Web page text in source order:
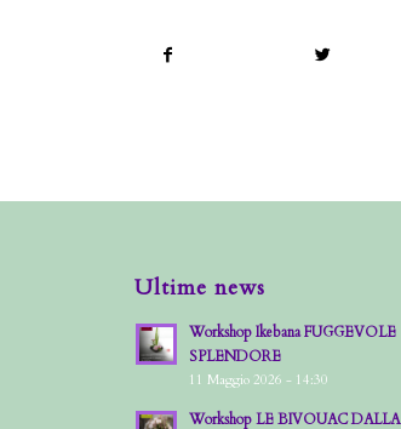
Ultime news
Workshop Ikebana FUGGEVOLE
SPLENDORE
11 Maggio 2026 - 14:30
Workshop LE BIVOUAC DALLA